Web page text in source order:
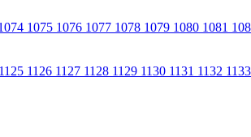
1075 1076 1077 1078 1079 1080 1081
1125 1126 1127 1128 1129 1130 1131 1132 1133